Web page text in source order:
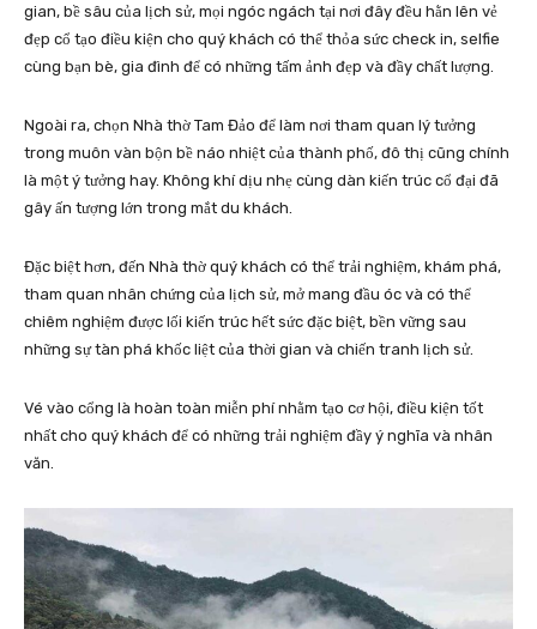
gian, bề sâu của lịch sử, mọi ngóc ngách tại nơi đây đều hằn lên vẻ
đẹp cổ tạo điều kiện cho quý khách có thể thỏa sức check in, selfie
cùng bạn bè, gia đình để có những tấm ảnh đẹp và đầy chất lượng.
Ngoài ra, chọn Nhà thờ Tam Đảo để làm nơi tham quan lý tưởng
trong muôn vàn bộn bề náo nhiệt của thành phố, đô thị cũng chính
là một ý tưởng hay. Không khí dịu nhẹ cùng dàn kiến trúc cổ đại đã
gây ấn tượng lớn trong mắt du khách.
Đặc biệt hơn, đến Nhà thờ quý khách có thể trải nghiệm, khám phá,
tham quan nhân chứng của lịch sử, mở mang đầu óc và có thể
chiêm nghiệm được lối kiến trúc hết sức đặc biệt, bền vững sau
những sự tàn phá khốc liệt của thời gian và chiến tranh lịch sử.
Vé vào cổng là hoàn toàn miễn phí nhằm tạo cơ hội, điều kiện tốt
nhất cho quý khách để có những trải nghiệm đầy ý nghĩa và nhân
văn.